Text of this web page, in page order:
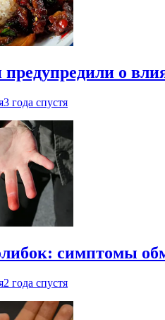
предупредили о
3 года спустя
симптомы
2 года спустя